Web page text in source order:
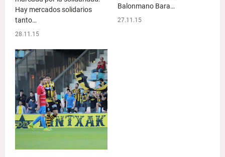
Hay mercados solidarios
tanto…
28.11.15
Balonmano Bara…
27.11.15